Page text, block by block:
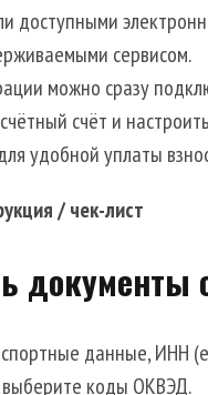
доступными
сервисом.
можно сразу
счёт и
удобной уплаты
/ чек-лист
документы
данные, ИНН
выберите коды ОКВЭД.